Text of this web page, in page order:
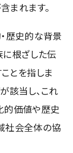
まれます。
歴史的な背景
根ざした伝
とを指しま
該当し、これ
的価値や歴史
社会全体の協